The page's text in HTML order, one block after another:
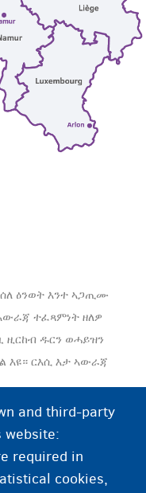
ዕንወት እንተ ኣጋጢሙ
ተፈጻምነት ዘለዎ
ዚርከብ ዱርን ወሓይዝን
እዩ። ርእሲ እታ ኣውራጃ
መጀመርታ ነቲ
ወይ ከተማ ንገሮ።
and third-party
website:
required in
cookies,